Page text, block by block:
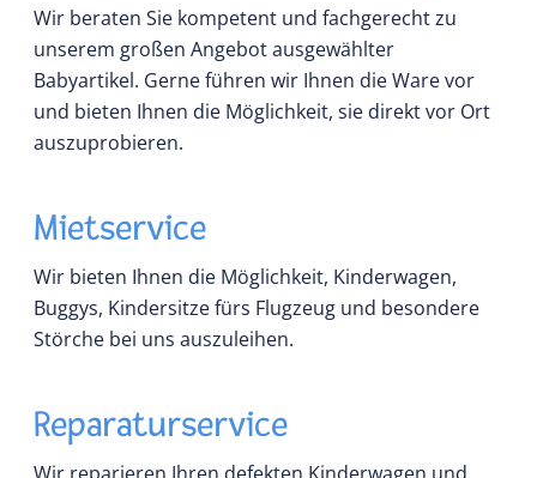
Wir beraten Sie kompetent und fachgerecht zu
unserem großen Angebot ausgewählter
Babyartikel. Gerne führen wir Ihnen die Ware vor
und bieten Ihnen die Möglichkeit, sie direkt vor Ort
auszuprobieren.
Mietservice
Wir bieten Ihnen die Möglichkeit, Kinderwagen,
Buggys, Kindersitze fürs Flugzeug und besondere
Störche bei uns auszuleihen.
Reparaturservice